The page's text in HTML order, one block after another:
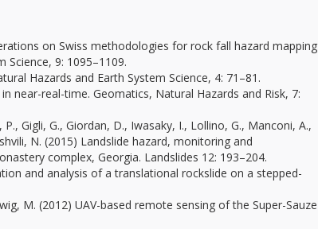
on Swiss methodologies for rock fall hazard mapping
Science, 9: 1095–1109.
Hazards and Earth System Science, 4: 71–81.
near-real-time. Geomatics, Natural Hazards and Risk, 7:
Gigli, G., Giordan, D., Iwasaky, I., Lollino, G., Manconi, A.,
N. (2015) Landslide hazard, monitoring and
complex, Georgia. Landslides 12: 193–204.
and analysis of a translational rockslide on a stepped-
M. (2012) UAV-based remote sensing of the Super-Sauze